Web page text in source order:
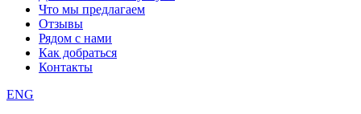
Что мы предлагаем
Отзывы
Рядом с нами
Как добраться
Контакты
ENG